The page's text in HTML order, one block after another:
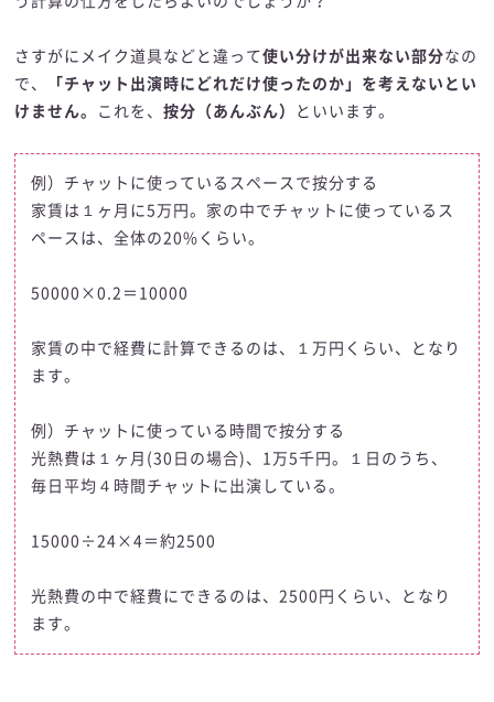
さすがにメイク道具などと違って使い分けが出来ない部分なの
で、
「チャット出演時にどれだけ使ったのか」を考えないとい
けません。
これを、按分（あんぶん） といいます。
例）チャットに使っているスペースで按分する
家賃は１ヶ月に5万円。家の中でチャットに使っているス
ペースは、全体の20%くらい。
50000×0.2＝10000
家賃の中で経費に計算できるのは、１万円くらい、となり
ます。
例）チャットに使っている時間で按分する
光熱費は１ヶ月(30日の場合)、1万5千円。１日のうち、
毎日平均４時間チャットに出演している。
15000÷24×4＝約2500
光熱費の中で経費にできるのは、2500円くらい、となり
ます。